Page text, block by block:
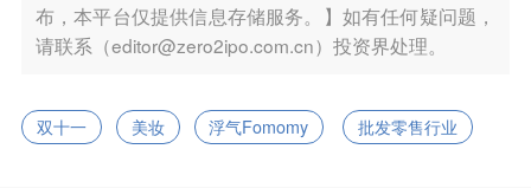
布，本平台仅提供信息存储服务。】如有任何疑问题，
请联系（editor@zero2ipo.com.cn）投资界处理。
双十一 美妆 浮气Fomomy 批发零售行业